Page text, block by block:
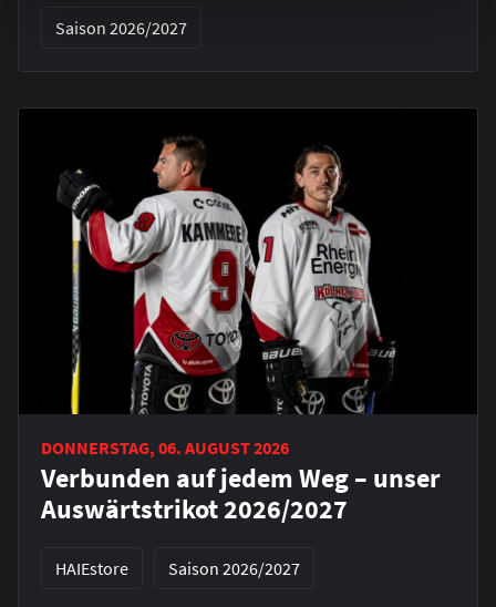
Saison 2026/2027
DONNERSTAG, 06. AUGUST 2026
Verbunden auf jedem Weg – unser
Auswärtstrikot 2026/2027
HAIEstore Saison 2026/2027